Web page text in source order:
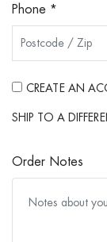
Phone *
CREATE AN
SHIP TO A
Order Notes